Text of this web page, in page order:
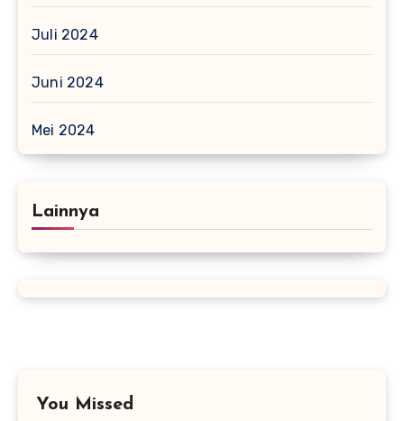
Juli 2024
Juni 2024
Mei 2024
Lainnya
You Missed